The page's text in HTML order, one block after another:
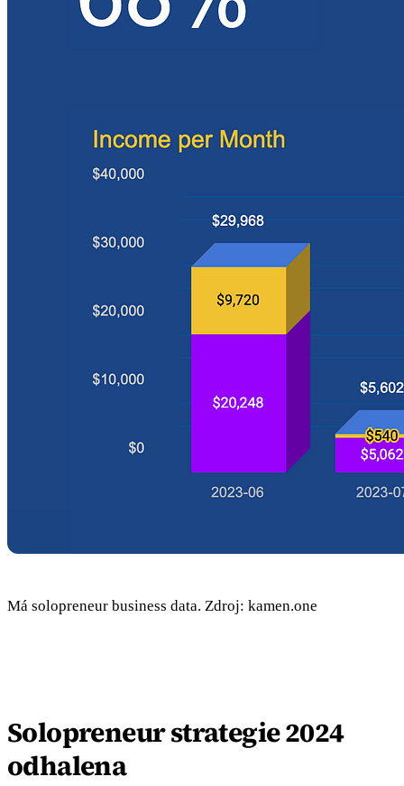
Má solopreneur business data. Zdroj: kamen.one
Solopreneur strategie 2024
odhalena